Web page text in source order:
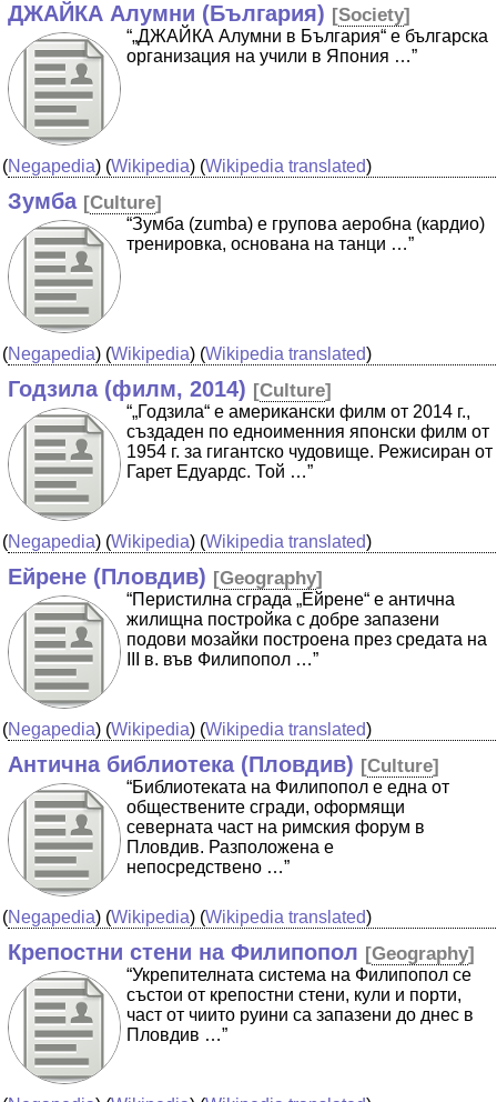
ДЖАЙКА Алумни (България) [Society]
“„ДЖАЙКА Алумни в България“ е българска
организация на учили в Япония …”
(Negapedia) (Wikipedia) (Wikipedia translated)
Зумба [Culture]
“Зумба (zumba) е групова аеробна (кардио)
тренировка, основана на танци …”
(Negapedia) (Wikipedia) (Wikipedia translated)
Годзила (филм, 2014) [Culture]
“„Годзила“ е американски филм от 2014 г.,
създаден по едноименния японски филм от
1954 г. за гигантско чудовище. Режисиран от
Гарет Едуардс. Той …”
(Negapedia) (Wikipedia) (Wikipedia translated)
Ейрене (Пловдив) [Geography]
“Перистилна сграда „Ейрене“ е антична
жилищна постройка с добре запазени
подови мозайки построена през средата на
III в. във Филипопол …”
(Negapedia) (Wikipedia) (Wikipedia translated)
Антична библиотека (Пловдив) [Culture]
“Библиотеката на Филипопол е една от
обществените сгради, оформящи
северната част на римския форум в
Пловдив. Разположена е
непосредствено …”
(Negapedia) (Wikipedia) (Wikipedia translated)
Крепостни стени на Филипопол [Geography]
“Укрепителната система на Филипопол се
състои от крепостни стени, кули и порти,
част от чиито руини са запазени до днес в
Пловдив …”